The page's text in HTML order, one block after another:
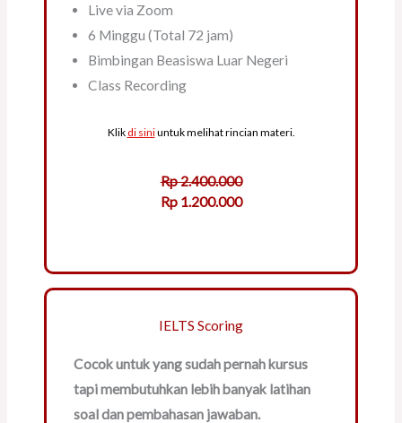
Live via Zoom
6 Minggu (Total 72 jam)
Bimbingan Beasiswa Luar Negeri
Class Recording
Klik di siniuntuk melihat rincian materi.
Rp 2.400.000
Rp 1.200.000
IELTS Scoring
Cocok untuk yang sudah pernah kursus
tapi membutuhkan lebih banyak latihan
soal dan pembahasan jawaban.